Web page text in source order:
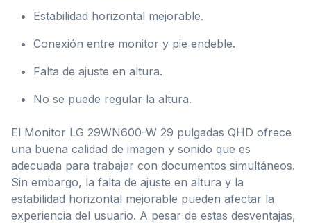
Estabilidad horizontal mejorable.
Conexión entre monitor y pie endeble.
Falta de ajuste en altura.
No se puede regular la altura.
El Monitor LG 29WN600-W 29 pulgadas QHD ofrece
una buena calidad de imagen y sonido que es
adecuada para trabajar con documentos simultáneos.
Sin embargo, la falta de ajuste en altura y la
estabilidad horizontal mejorable pueden afectar la
experiencia del usuario. A pesar de estas desventajas,